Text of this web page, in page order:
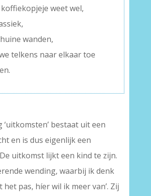
weet wel,
wanden,
telkens naar elkaar toe
‘uitkomsten’ bestaat uit een
en is dus eigenlijk een
De uitkomst lijkt een kind te zijn.
wending, waarbij ik denk
het pas, híer wil ik meer van’. Zij